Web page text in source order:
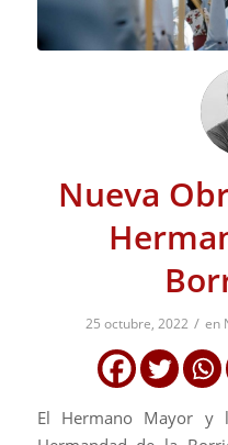
Nueva
25 octubre, 2022 / en
El Hermano Mayor y